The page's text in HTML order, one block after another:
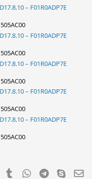
– F01R0ADP7E
– F01R0ADP7E
– F01R0ADP7E
– F01R0ADP7E
– F01R0ADP7E
PinterestTumblr WhatsAppTelegram
Skype